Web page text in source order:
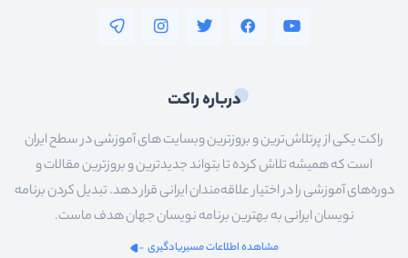
درباره راکت
راکت یکی از پرتلاش‌ترین و بروزترین وبسایت های آموزشی در سطح ایران
است که همیشه تلاش کرده تا بتواند جدیدترین و بروزترین مقالات و
دوره‌های آموزشی را در اختیار علاقه‌مندان ایرانی قرار دهد. تبدیل کردن برنامه
نویسان ایرانی به بهترین برنامه نویسان جهان هدف ماست.
مشاهده اطلاعات مسیریادگیری